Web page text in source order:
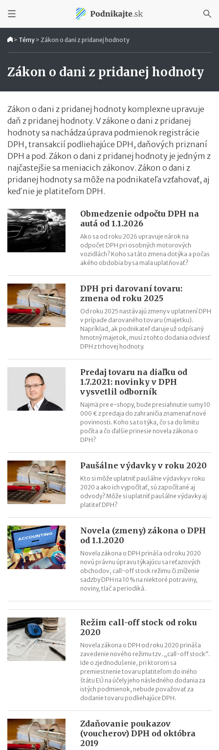
> Témy > Zákon o dani z pridanej hodnoty
Zákon o dani z pridanej hodnoty
Zákon o dani z pridanej hodnoty komplexne upravuje
daň z pridanej hodnoty. V zákone o dani z pridanej
hodnoty sa nachádza úprava podmienok registrácie
DPH, transakcií podliehajúce DPH, daňových priznaní
DPH a pod. Zákon o dani z pridanej hodnoty je jedným z
najčastejšie sa meniacich zákonov. Zákon o dani z
pridanej hodnoty sa môže na podnikateľa vzťahovať, aj
keď nie je platiteľom DPH.
Obmedzenie odpočtu DPH na
autá od 1.1.2026
Ako sa od roku 2026 upravuje nárok na
odpočet DPH pri osobných motorových
vozidlách? Koho sa táto zmena dotýka a počas
akého obdobia by sa mala uplatňovať?
DPH pri darovaní tovaru:
zmena od roku 2025
Od roku 2025 nastávajú zmeny v uplatnení DPH
v prípade darovaného tovaru (majetku).
Napríklad, ak podnikateľ daruje už odpísaný
hmotný majetok, musí z tohto dodania odviesť
DPH z trhovej hodnoty.
Predaj tovaru na diaľku od
1.7.2021: novinky v DPH
vysvetlil odborník
Najmä pre e-shopy, bude presiahnutie sumy 10
000 € z predaja do zahraničia znamenať nové
povinnosti. Koho sa to týka, čo sa do limitu
počíta a čo ďalšie prinesie novela zákona o
DPH?
Paušálne výdavky v roku 2020
Kto si môže uplatniť paušálne výdavky v roku
2020 a ako ich vypočítať, sú započítané aj
odvody? Môže si uplatniť paušálne výdavky aj
platiteľ DPH?
Novela (zmeny) zákona o DPH
od 1.1.2020
Novela zákona o DPH prináša od roku 2020
novú právnu úpravu týkajúcu sa reťazových
obchodov, call-off stock režimu či zníženie
sadzby DPH na 10 % na niektoré potraviny,
noviny, tlač a periodiká.
Režim call-off stock od roku
2020
Novela zákona o DPH od roku 2020 prináša
zavedenie nového režimu tzv. „call-off stock“.
Ide o zjednodušenie, pri ktorom sa
premiestnenie tovaru platiteľom do iného
štátu EÚ na účely jeho následného dodania za
istých podmienok, nebude považovať za
dodanie tovaru podliehajúce DPH.
Zdaňovanie poukazov
(voucherov) DPH od októbra
2019